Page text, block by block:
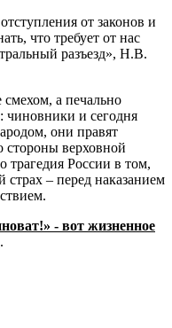
от законов и
что требует от нас
разъезд», Н.В.
а печально
чиновники и сегодня
они правят
стороны верховной
трагедия России в том,
страх – перед наказанием
- вот жизненное
.